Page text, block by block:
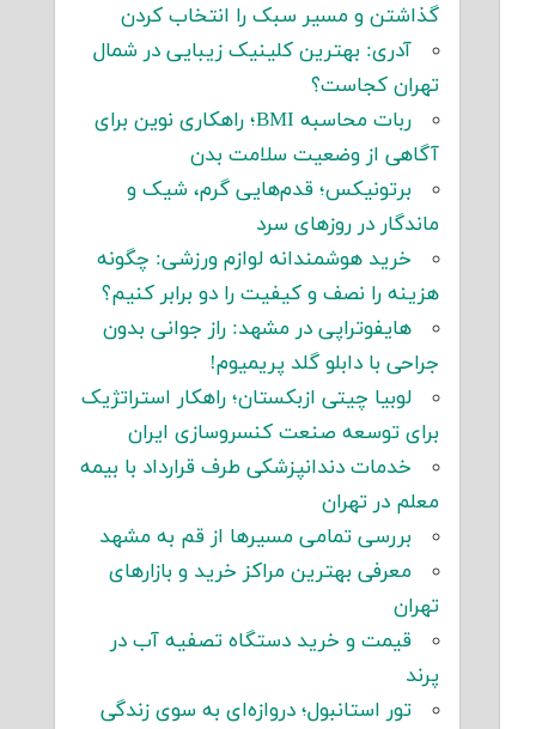
گذاشتن و مسیر سبک را انتخاب کردن
آدری: بهترین کلینیک زیبایی در شمال
تهران کجاست؟
ربات محاسبه BMI؛ راهکاری نوین برای
آگاهی از وضعیت سلامت بدن
برتونیکس؛ قدم‌هایی گرم، شیک و
ماندگار در روزهای سرد
خرید هوشمندانه لوازم ورزشی: چگونه
هزینه را نصف و کیفیت را دو برابر کنیم؟
هایفوتراپی در مشهد: راز جوانی بدون
جراحی با دابلو گلد پریمیوم!
لوبیا چیتی ازبکستان؛ راهکار استراتژیک
برای توسعه صنعت کنسروسازی ایران
خدمات دندانپزشکی طرف قرارداد با بیمه
معلم در تهران
بررسی تمامی مسیرها از قم به مشهد
معرفی بهترین مراکز خرید و بازارهای
تهران
قیمت و خرید دستگاه تصفیه آب در
پرند
تور استانبول؛ دروازه‌ای به سوی زندگی